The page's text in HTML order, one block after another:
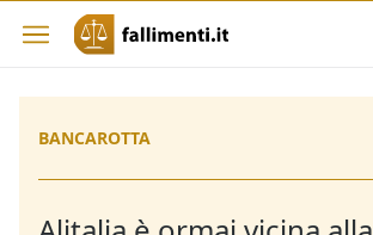
BANCAROTTA